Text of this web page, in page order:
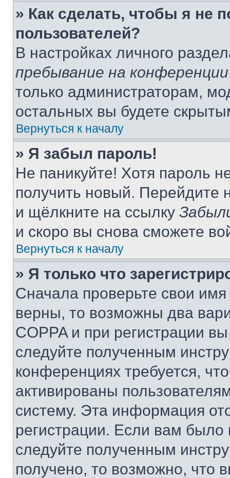
» Как сделать, чтобы я не
пользователей?
В настройках личного
пребывание на конференции
только администраторам,
остальных вы будете
Вернуться к началу
» Я забыл пароль!
Не паникуйте! Хотя пароль
получить новый. Перейдите
и щёлкните на ссылку
и скоро вы снова сможете
Вернуться к началу
» Я только что
Сначала проверьте свои
верны, то возможны два
COPPA и при регистрации
следуйте полученным
конференциях требуется,
активированы
систему. Эта информация
регистрации. Если вам
следуйте полученным
получено, то возможно, что